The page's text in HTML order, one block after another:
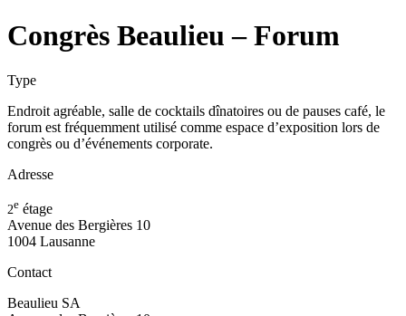
Congrès Beaulieu – Forum
Type
Endroit agréable, salle de cocktails dînatoires ou de pauses café, le
forum est fréquemment utilisé comme espace d’exposition lors de
congrès ou d’événements corporate.
Adresse
2e étage
Avenue des Bergières 10
1004 Lausanne
Contact
Beaulieu SA